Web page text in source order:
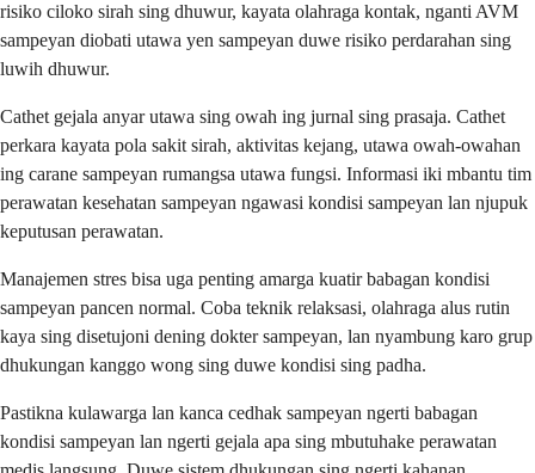
risiko ciloko sirah sing dhuwur, kayata olahraga kontak, nganti AVM
sampeyan diobati utawa yen sampeyan duwe risiko perdarahan sing
luwih dhuwur.
Cathet gejala anyar utawa sing owah ing jurnal sing prasaja. Cathet
perkara kayata pola sakit sirah, aktivitas kejang, utawa owah-owahan
ing carane sampeyan rumangsa utawa fungsi. Informasi iki mbantu tim
perawatan kesehatan sampeyan ngawasi kondisi sampeyan lan njupuk
keputusan perawatan.
Manajemen stres bisa uga penting amarga kuatir babagan kondisi
sampeyan pancen normal. Coba teknik relaksasi, olahraga alus rutin
kaya sing disetujoni dening dokter sampeyan, lan nyambung karo grup
dhukungan kanggo wong sing duwe kondisi sing padha.
Pastikna kulawarga lan kanca cedhak sampeyan ngerti babagan
kondisi sampeyan lan ngerti gejala apa sing mbutuhake perawatan